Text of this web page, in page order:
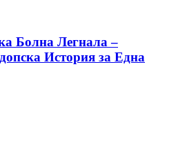
Болна Легнала –
История за Една